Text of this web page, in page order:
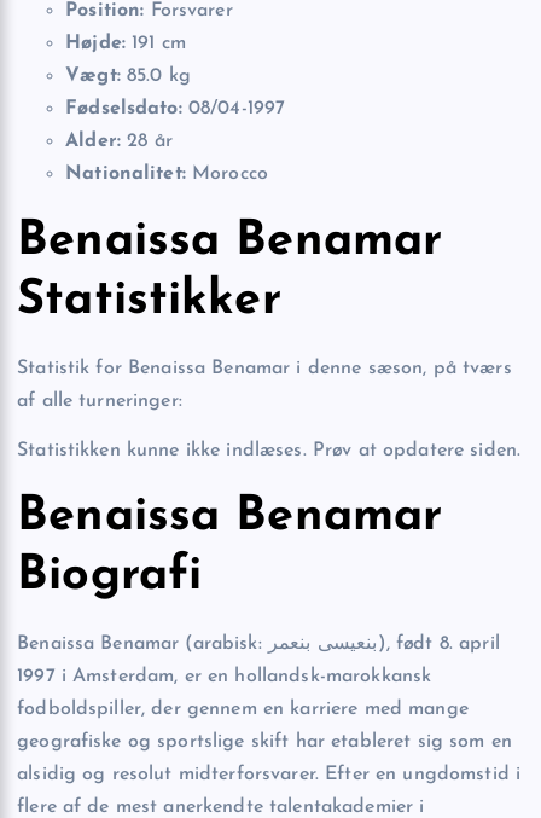
Position: Forsvarer
Højde:191 cm
Vægt:85.0 kg
Fødselsdato:08/04-1997
Alder:28 år
Nationalitet:Morocco
Benaissa Benamar
Statistikker
Statistik for Benaissa Benamar i denne sæson, på tværs
af alle turneringer:
Statistikken kunne ikke indlæses. Prøv at opdatere siden.
Benaissa Benamar
Biografi
Benaissa Benamar (arabisk: بنعيسى بنعمر), født 8. april
1997 i Amsterdam, er en hollandsk-marokkansk
fodboldspiller, der gennem en karriere med mange
geografiske og sportslige skift har etableret sig som en
alsidig og resolut midterforsvarer. Efter en ungdomstid i
flere af de mest anerkendte talentakademier i